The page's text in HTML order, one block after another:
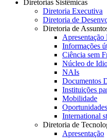
Diretorias Sistêmicas
Diretoria Executiva
Diretoria de
Diretoria de
Apresentação
Informações
Ciência sem
Núcleo de
NAIs
Documentos
Instituições
Mobilidade
Oportunidades
International
Diretoria de
Apresentação